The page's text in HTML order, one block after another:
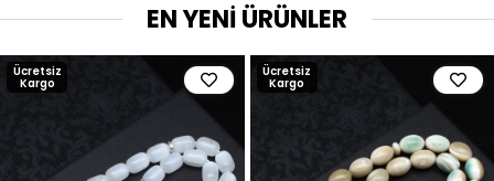
EN YENİ ÜRÜNLER
Ücretsiz
Kargo
Ücretsiz
Kargo